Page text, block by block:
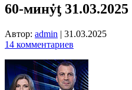
60-минẏƫ 31.03.2025
Автор: admin | 31.03.2025
14 комментариев